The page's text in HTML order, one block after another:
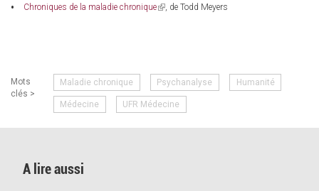
Chroniques de la maladie chronique(link, de Todd Meyers
Mots
clés >
Maladie chronique Psychanalyse Humanité
Médecine UFR Médecine
A lire aussi